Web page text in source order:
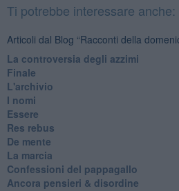
Ti potrebbe interessare anche:
Articoli dal Blog “Racconti della
La controversia degli azzimi
Finale
L'archivio
I nomi
Essere
Res rebus
De mente
La marcia
Confessioni del pappagallo
Ancora pensieri & disordine